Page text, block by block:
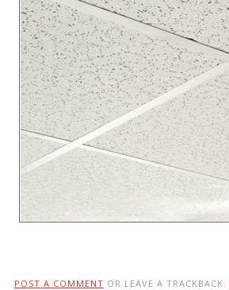
POST A COMMENT OR LEAVE A TRACKBACK: